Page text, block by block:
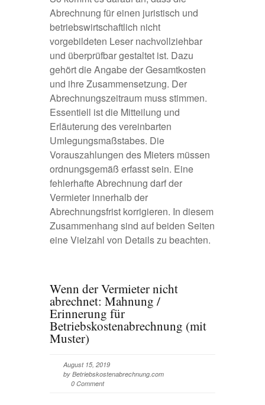
Abrechnung für einen juristisch und
betriebswirtschaftlich nicht
vorgebildeten Leser nachvollziehbar
und überprüfbar gestaltet ist. Dazu
gehört die Angabe der Gesamtkosten
und ihre Zusammensetzung. Der
Abrechnungszeitraum muss stimmen.
Essentiell ist die Mitteilung und
Erläuterung des vereinbarten
Umlegungsmaßstabes. Die
Vorauszahlungen des Mieters müssen
ordnungsgemäß erfasst sein. Eine
fehlerhafte Abrechnung darf der
Vermieter innerhalb der
Abrechnungsfrist korrigieren. In diesem
Zusammenhang sind auf beiden Seiten
eine Vielzahl von Details zu beachten.
Wenn der Vermieter nicht
abrechnet: Mahnung /
Erinnerung für
Betriebskostenabrechnung (mit
Muster)
August 15, 2019
by Betriebskostenabrechnung.com
0 Comment